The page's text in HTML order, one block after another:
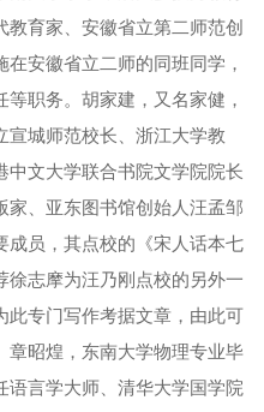
育家、安徽省立第二师范创
安徽省立二师的同班同学，
职务。胡家建，又名家健，
宣城师范校长、浙江大学教
中文大学联合书院文学院院长
家、亚东图书馆创始人汪孟邹
成员，其点校的《宋人话本七
徐志摩为汪乃刚点校的另外一
此专门写作考据文章，由此可
章昭煌，东南大学物理专业毕
语言学大师、清华大学国学院